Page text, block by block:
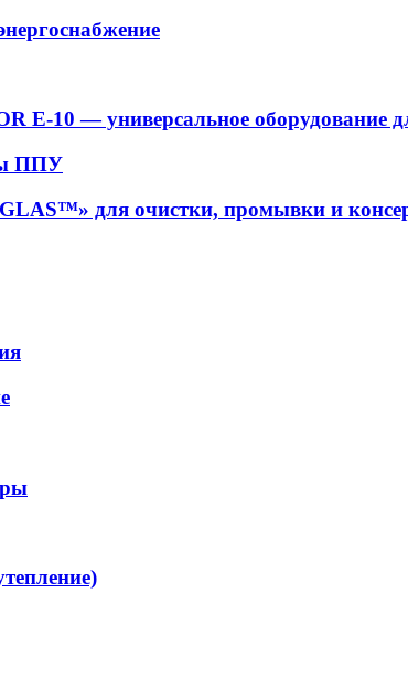
E-10 — универсальное оборудование
ППУ
для очистки, промывки и